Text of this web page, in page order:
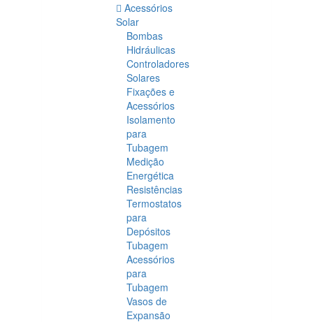
Acessórios
Solar
Bombas
Hidráulicas
Controladores
Solares
Fixações e
Acessórios
Isolamento
para
Tubagem
Medição
Energética
Resistências
Termostatos
para
Depósitos
Tubagem
Acessórios
para
Tubagem
Vasos de
Expansão